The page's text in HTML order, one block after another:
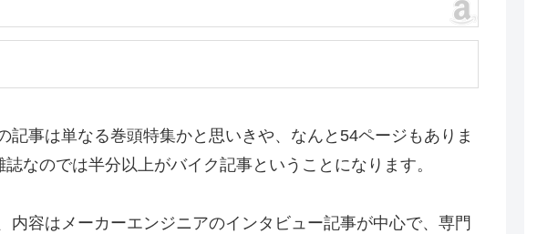
記事は単なる巻頭特集かと思いきや、なんと54ページもありま
なのでは半分以上がバイク記事ということになります。
内容はメーカーエンジニアのインタビュー記事が中心で、専門